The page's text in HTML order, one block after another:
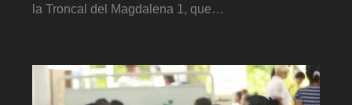
la Troncal del Magdalena 1, que…